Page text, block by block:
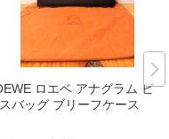
ロエベ アナグラム ビジ
バッグ ブリーフケース